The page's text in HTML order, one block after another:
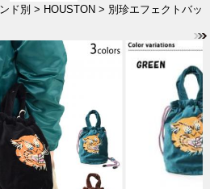
ド別 > HOUSTON > 別珍エフェクトバッ